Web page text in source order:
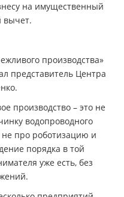
на имущественный
вычет.
производства»
представитель Центра
производство – это не
водопроводного
не про роботизацию и
порядка в той
уже есть, без